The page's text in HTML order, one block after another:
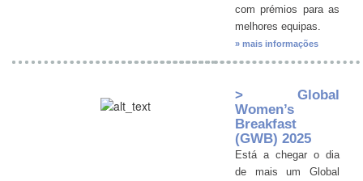
com prémios para as
melhores equipas.
» mais informações
> Global
Women’s
Breakfast
(GWB) 2025
Está a chegar o dia
de mais um Global